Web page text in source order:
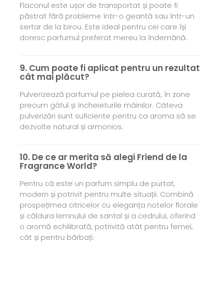
Flaconul este ușor de transportat și poate fi
păstrat fără probleme într-o geantă sau într-un
sertar de la birou. Este ideal pentru cei care își
doresc parfumul preferat mereu la îndemână.
9. Cum poate fi aplicat pentru un rezultat
cât mai plăcut?
Pulverizează parfumul pe pielea curată, în zone
precum gâtul și încheieturile mâinilor. Câteva
pulverizări sunt suficiente pentru ca aroma să se
dezvolte natural și armonios.
10. De ce ar merita să alegi Friend de la
Fragrance World?
Pentru că este un parfum simplu de purtat,
modern și potrivit pentru multe situații. Combină
prospețimea citricelor cu eleganța notelor florale
și căldura lemnului de santal și a cedrului, oferind
o aromă echilibrată, potrivită atât pentru femei,
cât și pentru bărbați.